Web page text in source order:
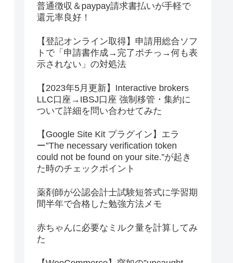
普通徴収＆paypay請求書払いが手軽で
還元率良好！
【登記オンライン取得】申請用総合ソフ
トで「申請書作成→完了ポチっ→何も表
示されない」の対処法
【2023年5月更新】Interactive brokers
LLC口座→IBSJ口座 強制移管・集約に
ついて詳細を問い合わせてみた
【Google Site Kit プラグイン】エラ
ー”The necessary verification token
could not be found on your site.”が起き
た時のチェックポイント
薬剤師が公認会計士試験短答式に学習期
間半年で合格した勉強方法メモ
赤ちゃんに必要なミルク量を計算してみ
た